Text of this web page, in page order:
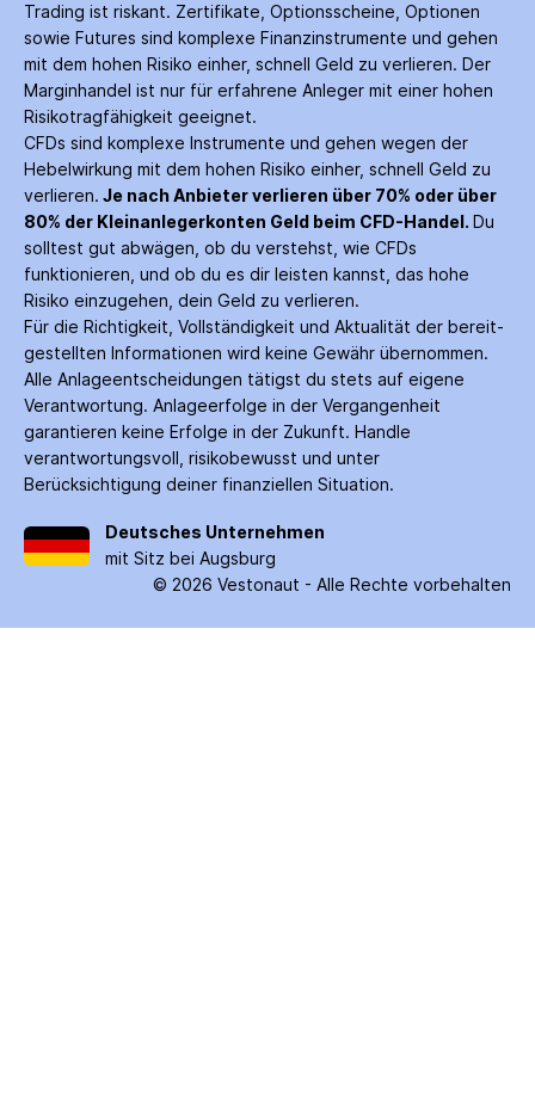
Trading ist riskant. Zertifikate, Options­scheine, Optionen
sowie Futures sind komplexe Finanz­instrumente und gehen
mit dem hohen Risiko einher, schnell Geld zu verlieren. Der
Margin­handel ist nur für erfahrene Anleger mit einer hohen
Risiko­tragfähigkeit geeignet.
CFDs sind komplexe Instrumente und gehen wegen der
Hebelwirkung mit dem hohen Risiko einher, schnell Geld zu
verlieren. Je nach Anbieter verlieren über 70% oder über
80% der Kleinanleger­konten Geld beim CFD-Handel. Du
solltest gut abwägen, ob du verstehst, wie CFDs
funktionieren, und ob du es dir leisten kannst, das hohe
Risiko einzugehen, dein Geld zu verlieren.
Für die Richtigkeit, Vollständigkeit und Aktualität der bereit­
gestellten Informationen wird keine Gewähr über­nommen.
Alle Anlage­entscheidungen tätigst du stets auf eigene
Verantwortung. Anlage­erfolge in der Ver­gangenheit
garantieren keine Erfolge in der Zukunft. Handle
verantwortungsvoll, risiko­bewusst und unter
Berücksichtigung deiner finanziellen Situation.
Deutsches Unternehmen
mit Sitz bei Augsburg
© 2026 Vestonaut - Alle Rechte vorbehalten